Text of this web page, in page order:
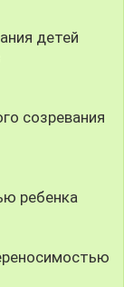
детей
созревания
ребенка